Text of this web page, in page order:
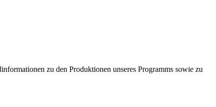
zu den Produktionen unseres Programms sowie zu